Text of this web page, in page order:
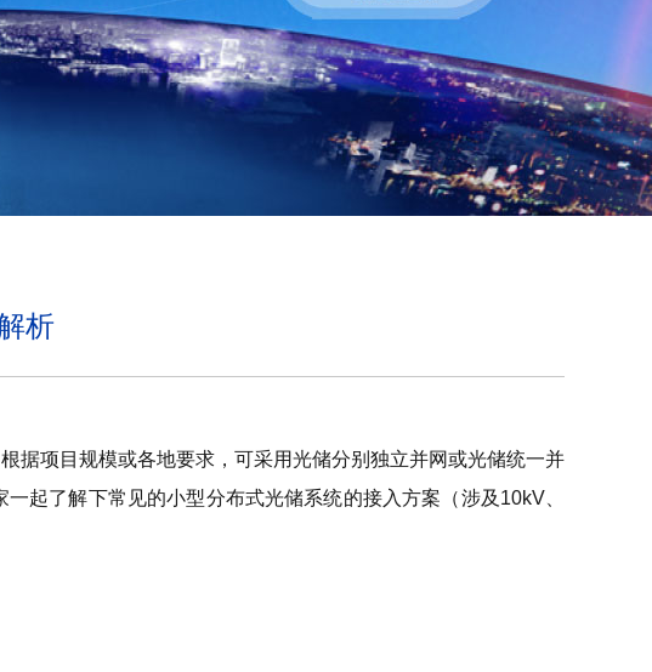
析
据项目规模或各地要求，可采用光储分别独立并网或光储统一并
起了解下常见的小型分布式光储系统的接入方案（涉及10kV、